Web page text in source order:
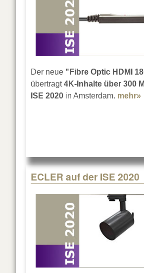
Der neue "Fibre Optic HDMI
übertragt4K-Inhalte über 300
ISE 2020 in Amsterdam. mehr»
ECLER auf der ISE 2020